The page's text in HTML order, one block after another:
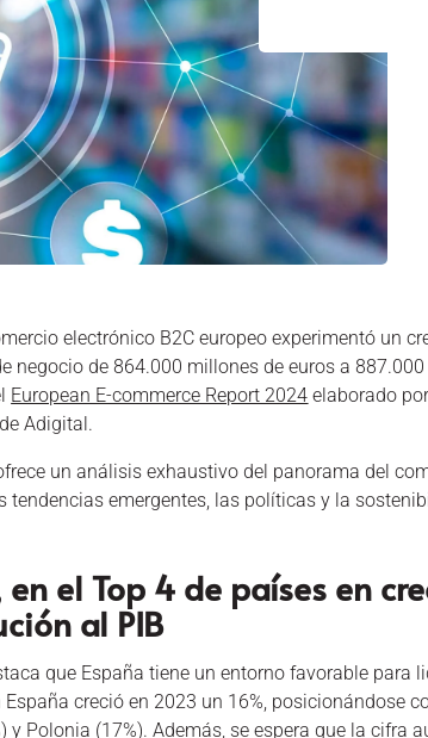
electrónico B2C europeo experimentó un
negocio de 864.000 millones de euros a
European E-commerce Report 2024 elaborado
Adigital.
un análisis exhaustivo del panorama del
tendencias emergentes, las políticas y la
en el Top 4 de países en
al PIB
que España tiene un entorno favorable
España creció en 2023 un 16%, posicionándose
y Polonia (17%). Además, se espera que la cifra